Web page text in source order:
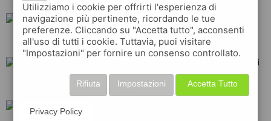
esso tamoil
shell eni
Utilizziamo i cookie per offrirti l'esperienza di
navigazione più pertinente, ricordando le tue
preferenze. Cliccando su "Accetta tutto", acconsenti
all'uso di tutti i cookie. Tuttavia, puoi visitare
"Impostazioni" per fornire un consenso controllato.
Accetta Tutto
Impostazioni
Rifiuta
Privacy Policy